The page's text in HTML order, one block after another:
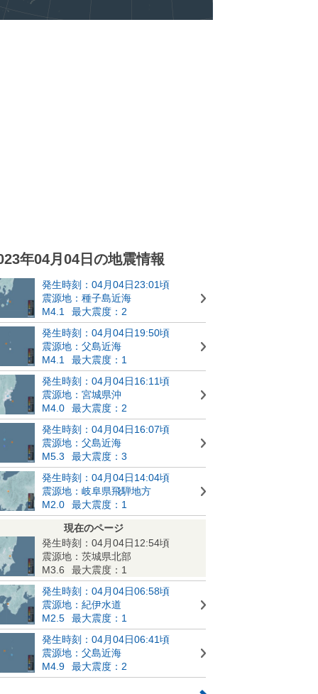
年04月04日の地震情報
発生時刻：04月04日23:01頃
震源地：種子島近海
M4.1
最大震度：2
発生時刻：04月04日19:50頃
震源地：父島近海
M4.1
最大震度：1
発生時刻：04月04日16:11頃
震源地：宮城県沖
M4.0
最大震度：2
発生時刻：04月04日16:07頃
震源地：父島近海
M5.3
最大震度：3
発生時刻：04月04日14:04頃
震源地：岐阜県飛騨地方
M2.0
最大震度：1
現在のページ
発生時刻：04月04日12:54頃
震源地：茨城県北部
M3.6
最大震度：1
発生時刻：04月04日06:58頃
震源地：紀伊水道
M2.5
最大震度：1
発生時刻：04月04日06:41頃
震源地：父島近海
M4.9
最大震度：2